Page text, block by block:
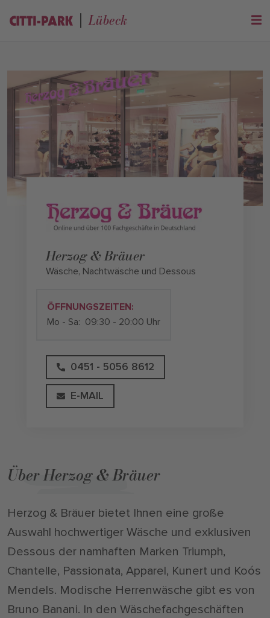
Lübeck
Herzog & Bräuer
Wäsche, Nachtwäsche und Dessous
ÖFFNUNGSZEITEN:
Mo - Sa: 09:30 - 20:00 Uhr
0451 - 5056 8612
E-MAIL
Über Herzog & Bräuer
Herzog & Bräuer bietet Ihnen eine große
Auswahl hochwertiger Wäsche und exklusiven
Dessous der namhaften Marken Triumph,
Chantelle, Passionata, Apparel, Kunert und Koós
Mendels. Modische Herrenwäsche gibt es von
Bruno Banani. In den Wäschefachgeschäften